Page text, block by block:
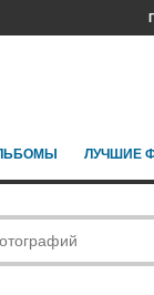
ЛУЧШИЕ